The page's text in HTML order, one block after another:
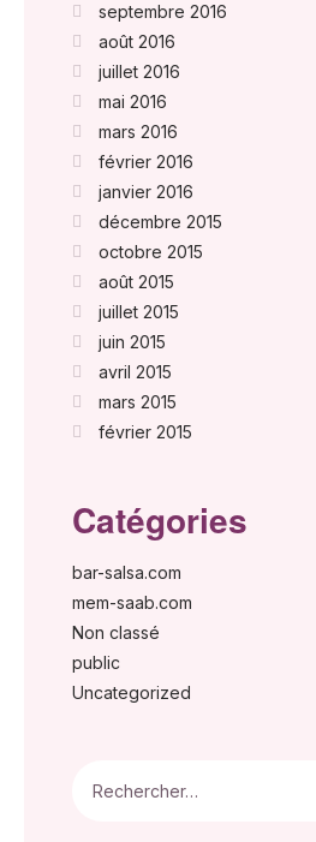
septembre 2016
août 2016
juillet 2016
mai 2016
mars 2016
février 2016
janvier 2016
décembre 2015
octobre 2015
août 2015
juillet 2015
juin 2015
avril 2015
mars 2015
février 2015
Catégories
bar-salsa.com
mem-saab.com
Non classé
public
Uncategorized